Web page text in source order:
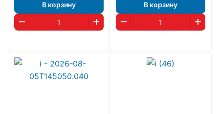
В корзину В корзину